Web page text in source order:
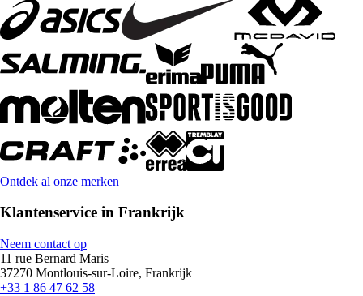
Ontdek al onze merken
Klantenservice in Frankrijk
Neem contact op
11 rue Bernard Maris
37270 Montlouis-sur-Loire, Frankrijk
+33 1 86 47 62 58